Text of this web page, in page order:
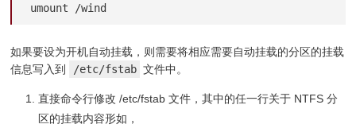
umount /wind
如果要设为开机自动挂载，则需要将相应需要自动挂载的分区的挂载
信息写入到
/etc/fstab 文件中。
直接命令行修改 /etc/fstab 文件，其中的任一行关于 NTFS 分
区的挂载内容形如，